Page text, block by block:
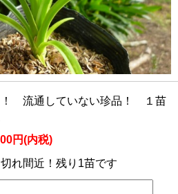
！ 流通していない珍品！ １苗
円(内税)
れ間近！残り1苗です